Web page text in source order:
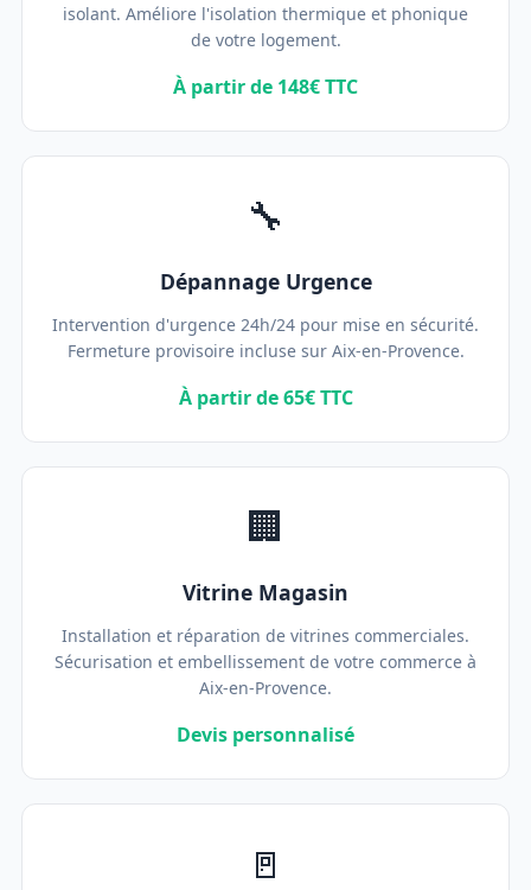
isolant. Améliore l'isolation thermique et phonique
de votre logement.
À partir de 148€ TTC
🔧
Dépannage Urgence
Intervention d'urgence 24h/24 pour mise en sécurité.
Fermeture provisoire incluse sur Aix-en-Provence.
À partir de 65€ TTC
🏢
Vitrine Magasin
Installation et réparation de vitrines commerciales.
Sécurisation et embellissement de votre commerce à
Aix-en-Provence.
Devis personnalisé
🚪